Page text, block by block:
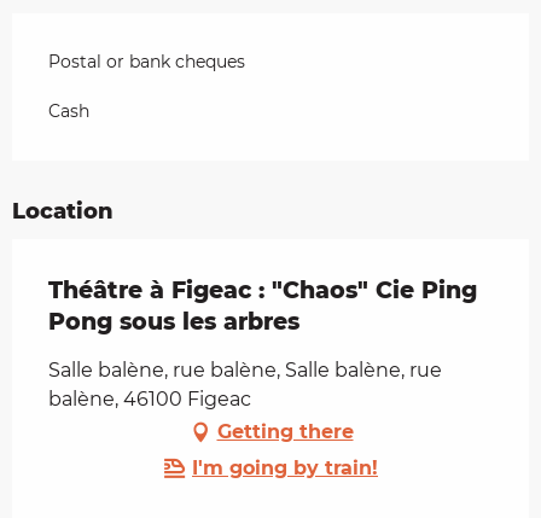
Postal or bank cheques
Cash
Location
Théâtre à Figeac : "Chaos" Cie Ping
Pong sous les arbres
Salle balène, rue balène, Salle balène, rue
balène, 46100 Figeac
Getting there
I'm going by train!